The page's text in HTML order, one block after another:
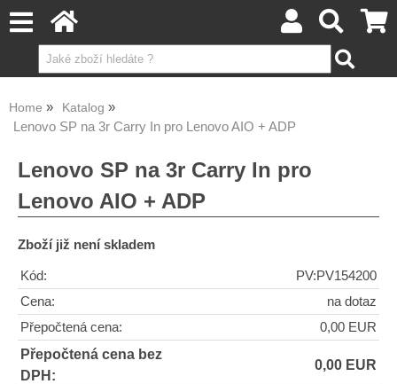
Home Katalog
Lenovo SP na 3r Carry In pro Lenovo AIO + ADP
Lenovo SP na 3r Carry In pro
Lenovo AIO + ADP
Zboží již není skladem
Kód:
PV:PV154200
Cena:
na dotaz
Přepočtená cena:
0,00 EUR
Přepočtená cena bez
DPH:
0,00 EUR